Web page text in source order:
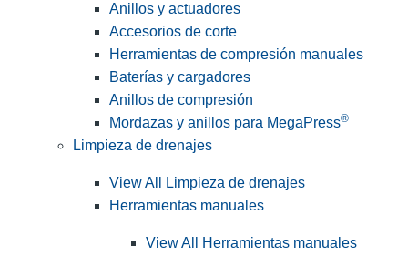
Anillos y actuadores
Accesorios de corte
Herramientas de compresión manuales
Baterías y cargadores
Anillos de compresión
Mordazas y anillos para MegaPress®
Limpieza de drenajes
View All Limpieza de drenajes
Herramientas manuales
View All Herramientas manuales